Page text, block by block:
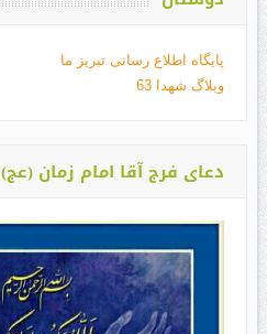
پایگاه اطلاع رسانی تبریز ما
وبلاگ شهدا 63
دعای فرج آقا امام زمان (عج)